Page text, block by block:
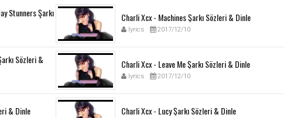
Stunners Şarkı Charli Xcx - Machines Şarkı Sözleri & Dinle
lyrics 2017/12/10
Sözleri & Charli Xcx - Leave Me Şarkı Sözleri & Dinle
lyrics 2017/12/10
& Dinle Charli Xcx - Lucy Şarkı Sözleri & Dinle